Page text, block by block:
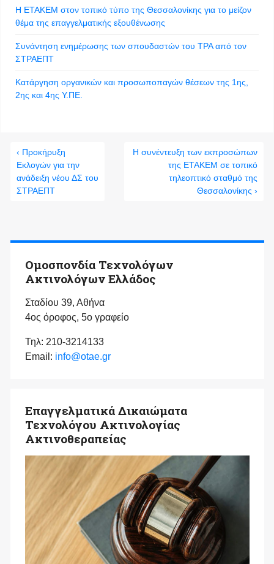
Η ΕΤΑΚΕΜ στον τοπικό τύπο της Θεσσαλονίκης για το μείζον
θέμα της επαγγελματικής εξουθένωσης
Συνάντηση ενημέρωσης των σπουδαστών του ΤΡΑ από τον
ΣΤΡΑΕΠΤ
Κατάργηση οργανικών και προσωποπαγών θέσεων της 1ης,
2ης και 4ης Υ.ΠΕ.
‹ Προκήρυξη
Εκλογών για την
ανάδειξη νέου ΔΣ του
ΣΤΡΑΕΠΤ
Η συνέντευξη των εκπροσώπων
της ΕΤΑΚΕΜ σε τοπικό
τηλεοπτικό σταθμό της
Θεσσαλονίκης ›
Ομοσπονδία Τεχνολόγων
Ακτινολόγων Ελλάδος
Σταδίου 39, Αθήνα
4ος όροφος, 5ο γραφείο
Τηλ: 210-3214133
Email: info@otae.gr
Επαγγελματικά Δικαιώματα
Τεχνολόγου Ακτινολογίας
Ακτινοθεραπείας